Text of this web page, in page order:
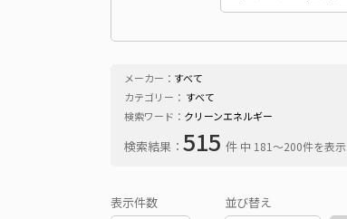
メーカー： すべて
カテゴリー： すべて
検索ワード： クリーンエネルギー
検索結果： 515 件 中 181〜200件を表示
表示件数 並び替え